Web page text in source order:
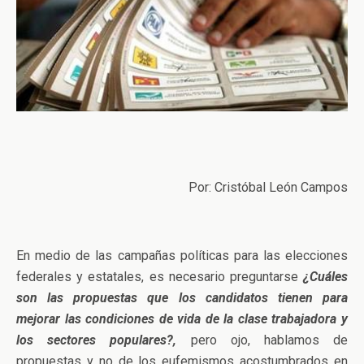
Por: Cristóbal León Campos
En medio de las campañas políticas para las elecciones
federales y estatales, es necesario preguntarse¿Cuáles
son las propuestas que los candidatos tienen para
mejorar las condiciones de vida de la clase trabajadora y
los sectores populares?, pero ojo, hablamos de